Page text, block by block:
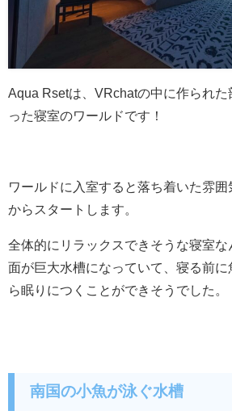
Aqua Rsetは、VRchatの中に作られ
った寝室のワールドです！
ワールドに入室すると落ち着いた雰
からスタートします。
全体的にリラックスできそうな寝室
面が巨大水槽になっていて、寝る前
ら眠りにつくことができそうでした。
南国の小魚が泳ぐ水槽